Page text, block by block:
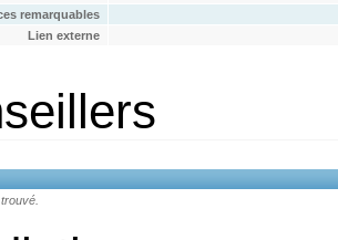
remarquables
Lien externe